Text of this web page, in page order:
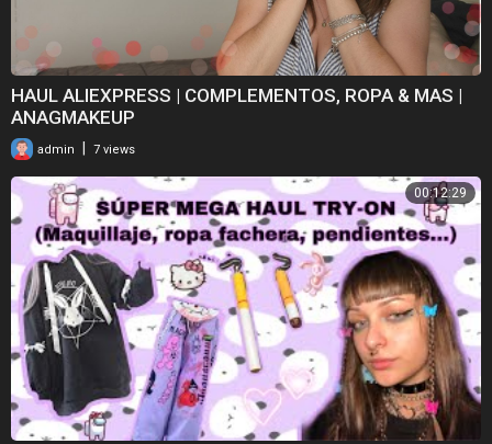
HAUL ALIEXPRESS | COMPLEMENTOS, ROPA & MAS |
ANAGMAKEUP
admin 7 views
00:12:29